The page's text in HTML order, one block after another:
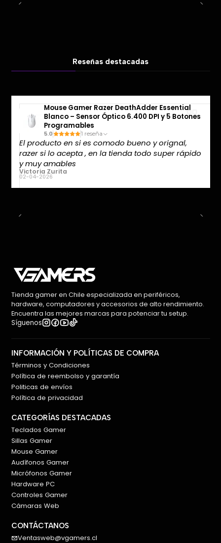
Reseñas destacadas
Mouse Gamer Razer DeathAdder Essential
Blanco – Sensor Óptico 6.400 DPI y 5 Botones
Programables
5.0 1 reseña
El producto en si es comodo bueno y orignal,
razer si lo acepta , en la tienda todo super rápido
y muy amables
Victoria Zurita
02-04-2026
Tienda gamer en Chile especializada en periféricos,
hardware, computadores y accesorios de alto rendimiento.
Encuentra las mejores marcas para potenciar tu setup.
Síguenos
INFORMACIÓN Y POLÍTICAS DE COMPRA
Términos y Condiciones
Política de reembolso y garantía
Politicas de envíos
Política de privacidad
CATEGORÍAS DESTACADAS
Teclados Gamer
Sillas Gamer
Mouse Gamer
Audífonos Gamer
Micrófonos Gamer
Hardware PC
Controles Gamer
Cámaras Web
CONTÁCTANOS
Ventasweb@vgamers.cl